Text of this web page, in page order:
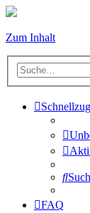
Zum Inhalt
FAQ